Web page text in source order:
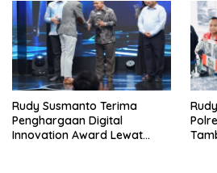
Rudy Susmanto Terima
Penghargaan Digital
Innovation Award Lewat